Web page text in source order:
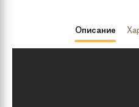
Описание